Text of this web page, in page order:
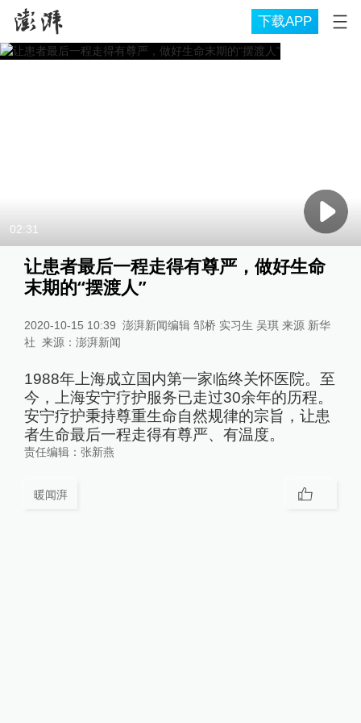
下载APP
02:31
让患者最后一程走得有尊严，做好生命
末期的“摆渡人”
2020-10-15 10:39 澎湃新闻编辑 邹桥 实习生 吴琪 来源 新华
社 来源： 澎湃新闻
1988年上海成立国内第一家临终关怀医院。至
今，上海安宁疗护服务已走过30余年的历程。
安宁疗护秉持尊重生命自然规律的宗旨，让患
者生命最后一程走得有尊严、有温度。
责任编辑： 张新燕
暖闻湃